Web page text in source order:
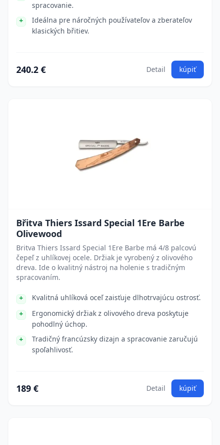
spracovanie.
Ideálna pre náročných používateľov a zberateľov
klasických břitiev.
240.2 € Detail kúpiť
Břitva Thiers Issard Special 1Ere Barbe
Olivewood
Britva Thiers Issard Special 1Ere Barbe má 4/8 palcovú
čepeľ z uhlíkovej ocele. Držiak je vyrobený z olivového
dreva. Ide o kvalitný nástroj na holenie s tradičným
spracovaním.
Kvalitná uhlíková oceľ zaisťuje dlhotrvajúcu ostrosť.
Ergonomický držiak z olivového dreva poskytuje
pohodlný úchop.
Tradičný francúzsky dizajn a spracovanie zaručujú
spoľahlivosť.
189 € Detail kúpiť